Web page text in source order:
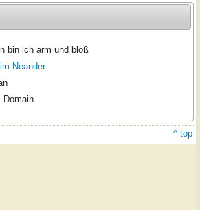
bin ich arm und bloß
Neander
Domain
^ top